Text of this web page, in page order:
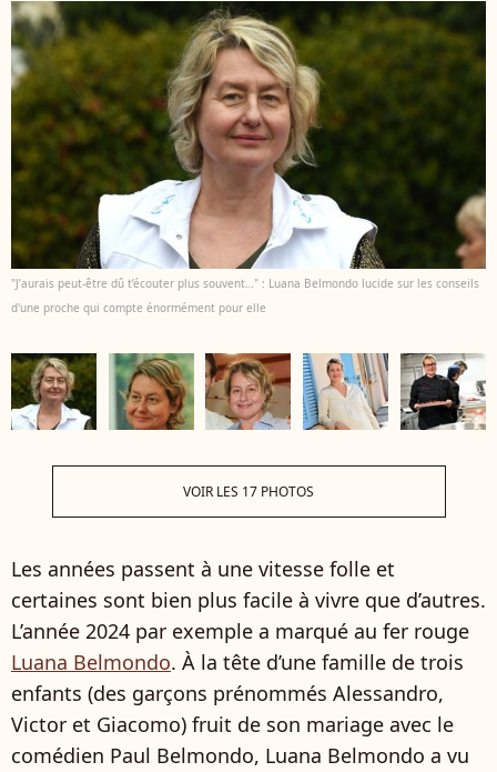
"J’aurais peut-être dû t’écouter plus souvent…" : Luana Belmondo lucide sur les conseils
d'une proche qui compte énormément pour elle
VOIR LES 17 PHOTOS
Les années passent à une vitesse folle et
certaines sont bien plus facile à vivre que d’autres.
L’année 2024 par exemple a marqué au fer rouge
Luana Belmondo. À la tête d’une famille de trois
enfants (des garçons prénommés Alessandro,
Victor et Giacomo) fruit de son mariage avec le
comédien Paul Belmondo, Luana Belmondo a vu